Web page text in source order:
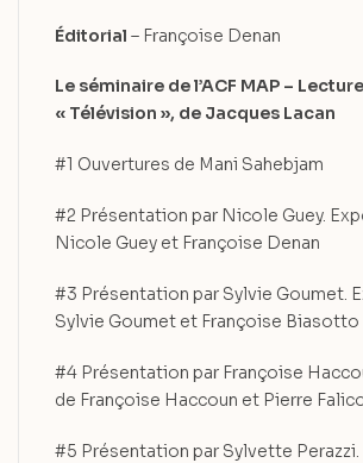
Éditorial – Françoise Denan
Le séminaire de l’ACF MAP –
« Télévision », de Jacques Lacan
#1 Ouvertures de Mani Sahebjam
#2 Présentation par Nicole Guey.
Nicole Guey et Françoise Denan
#3 Présentation par Sylvie Goumet.
Sylvie Goumet et Françoise Biasotto
#4 Présentation par Françoise
de Françoise Haccoun et Pierre
#5 Présentation par Sylvette